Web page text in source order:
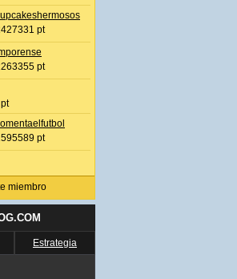
pt
pt
pt
miembro
Estrategia